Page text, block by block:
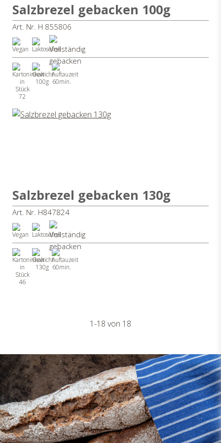
Salzbrezel gebacken 100g
Art. Nr. H 855806
72
100g 60min.
Salzbrezel gebacken 130g
Art. Nr. H847824
46
130g 60min.
1-18 von 18